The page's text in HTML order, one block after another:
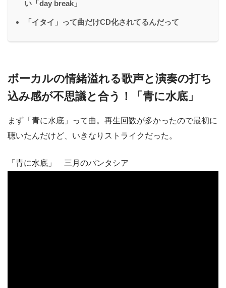
い「day break」
「イタイ」って曲だけCD化されてるんだって
ボーカルの情緒溢れる歌声と演奏の打ち
込み感が不思議と合う！「青に水底」
まず「青に水底」って曲。再生回数が多かったので最初に
聴いたんだけど、いきなりストライクだった。
「青に水底」 三月のパンタシア